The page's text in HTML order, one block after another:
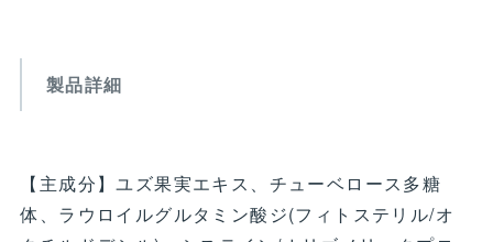
製品詳細
【主成分】ユズ果実エキス、チューベロース多糖
体、ラウロイルグルタミン酸ジ(フィトステリル/オ